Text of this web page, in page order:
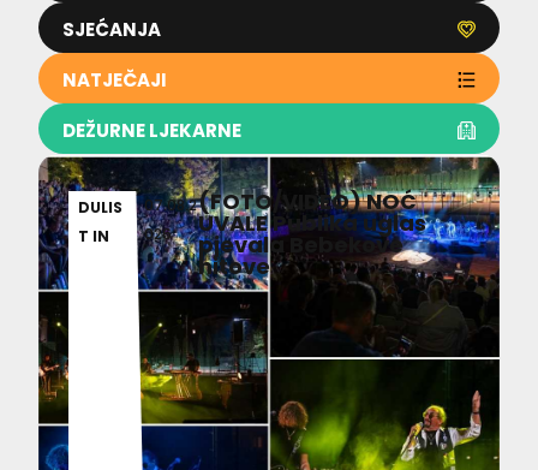
SJEĆANJA
NATJEČAJI
DEŽURNE LJEKARNE
DULIS
T IN
07.08.2
026
(FOTO/VIDEO) NOĆ
UVALE Publika uglas
pjevala Bebekove
hitove